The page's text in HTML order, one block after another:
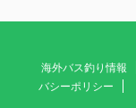
海外バス釣り情報
バシーポリシー